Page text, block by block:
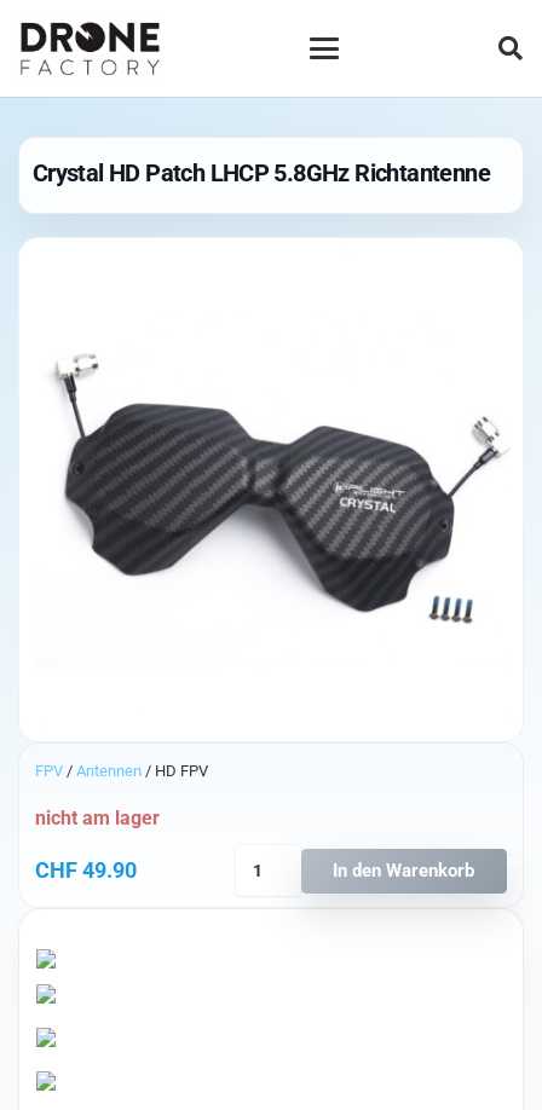
Crystal HD Patch LHCP 5.8GHz Richtantenne
FPV /Antennen / HD FPV
CHF49.90
nicht am lager
In den Warenkorb